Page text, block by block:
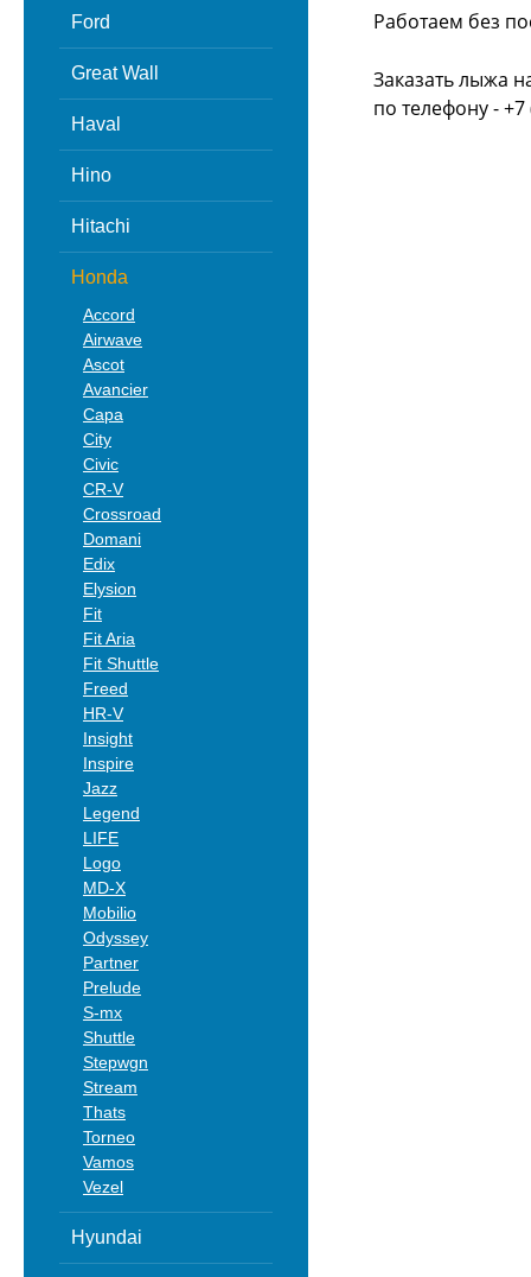
Ford
Great Wall
Haval
Hino
Hitachi
Honda
Accord
Airwave
Ascot
Avancier
Capa
City
Civic
CR-V
Crossroad
Domani
Edix
Elysion
Fit
Fit Aria
Fit Shuttle
Freed
HR-V
Insight
Inspire
Jazz
Legend
LIFE
Logo
MD-X
Mobilio
Odyssey
Partner
Prelude
S-mx
Shuttle
Stepwgn
Stream
Thats
Torneo
Vamos
Vezel
Hyundai
Работаем без
Заказать лыжа
по телефону -